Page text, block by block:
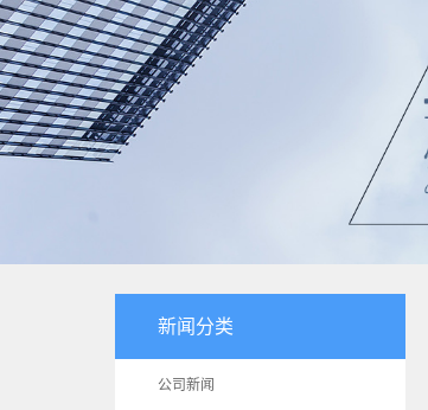
新闻分类
公司新闻